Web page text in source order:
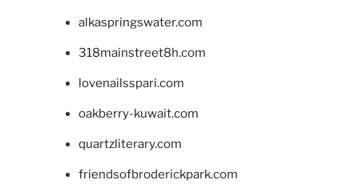
alkaspringswater.com
318mainstreet8h.com
lovenailsspari.com
oakberry-kuwait.com
quartzliterary.com
friendsofbroderickpark.com